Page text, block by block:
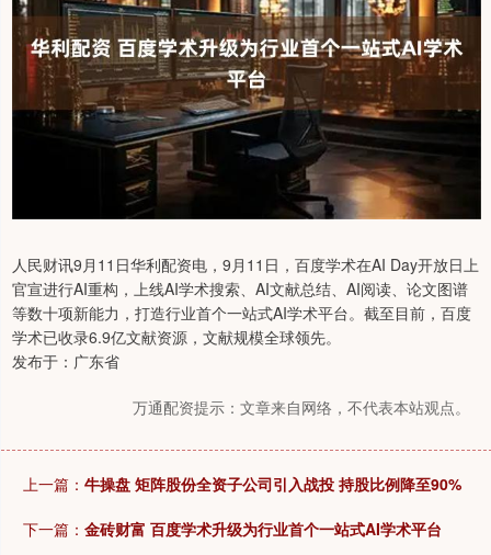
人民财讯9月11日华利配资电，9月11日，百度学术在AI Day开放日上
官宣进行AI重构，上线AI学术搜索、AI文献总结、AI阅读、论文图谱
等数十项新能力，打造行业首个一站式AI学术平台。截至目前，百度
学术已收录6.9亿文献资源，文献规模全球领先。
发布于：广东省
万通配资提示：文章来自网络，不代表本站观点。
上一篇： 牛操盘 矩阵股份全资子公司引入战投 持股比例降至90%
下一篇： 金砖财富 百度学术升级为行业首个一站式AI学术平台